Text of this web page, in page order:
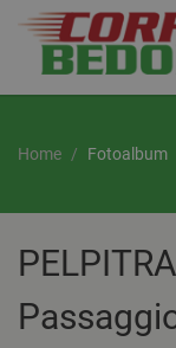
Home Fotoalbum